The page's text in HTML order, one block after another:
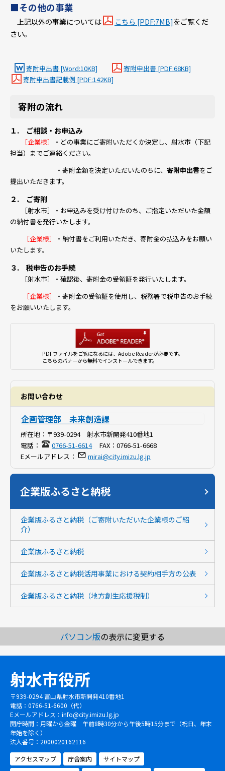
■その他の事業
上記以外の事業については こちら [PDF:7MB]をご覧くだ
さい。
寄附申出書 [Word:10KB]
寄附申出書 [PDF:68KB]
寄附申出書記載例 [PDF:142KB]
寄附の流れ
１. ご相談・お申込み
［企業様］
・どの事業にご寄附いただくか決定し、射水市（下記
担当）までご連絡ください。
・寄附金額を決定いただいたのちに、 寄附申出書をご
提出いただきます。
２. ご寄附
［射水市］・お申込みを受け付けたのち、ご指定いただいた金額
の納付書を発行いたします。
［企業様］
・納付書をご利用いただき、寄附金の払込みをお願い
いたします。
３. 税申告のお手続
［射水市］・確認後、寄附金の受領証を発行いたします。
［企業様］
・寄附金の受領証を使用し、税務署で税申告のお手続
をお願いいたします。
PDFファイルをご覧になるには、Adobe Readerが必要です。
こちらのバナーから無料でインストールできます。
お問い合わせ
企画管理部 未来創造課
所在地： 〒939-0294 射水市新開発410番地1
電話：
0766-51-6614FAX： 0766-51-6668
Eメールアドレス：
mirai@city.imizu.lg.jp
企業版ふるさと納税
企業版ふるさと納税（ご寄附いただいた企業様のご紹
介）
企業版ふるさと納税
企業版ふるさと納税活用事業における契約相手方の公表
企業版ふるさと納税（地方創生応援税制）
パソコン版の表示に変更する
射水市役所
〒939-0294 富山県射水市新開発410番地1
電話：0766-51-6600（代）
Eメールアドレス： info@city.imizu.lg.jp
開庁時間：月曜から金曜 午前8時30分から午後5時15分まで（祝日、年末
年始を除く）
法人番号：2000020162116
アクセスマップ
庁舎案内
サイトマップ